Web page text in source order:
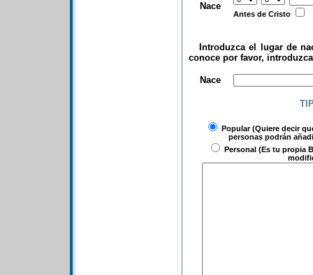
Nace
Antes de Cristo
Introduzca el lugar de
conoce por favor,
Nace
Popular(Quiere decir
personas podrán
Personal (Es tu propia